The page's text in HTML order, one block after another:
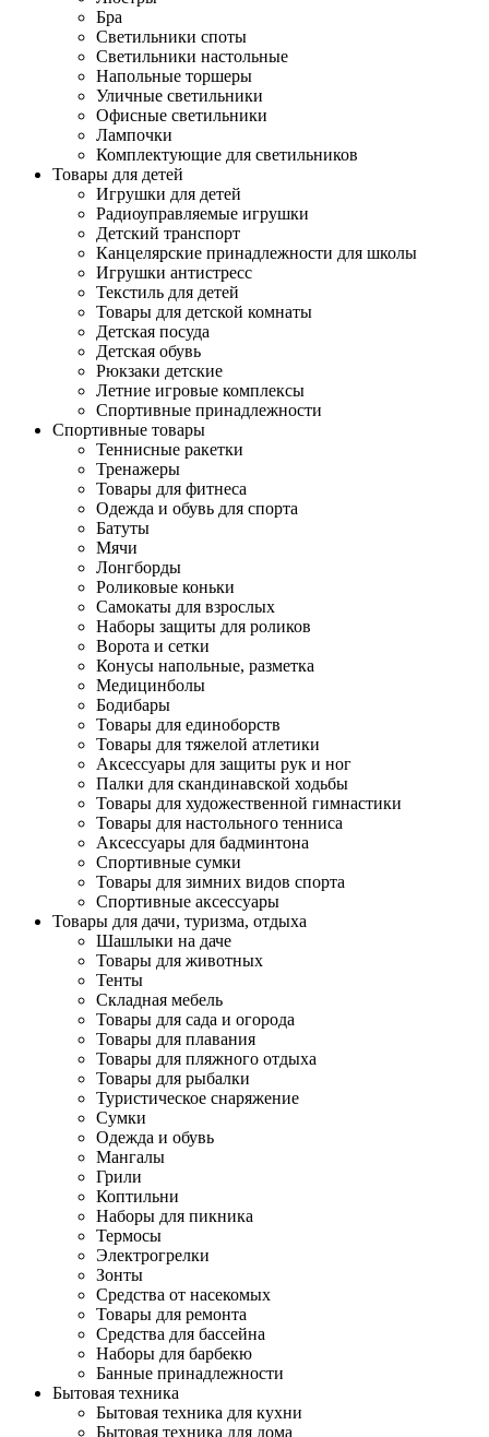
Бра
Светильники споты
Светильники настольные
Напольные торшеры
Уличные светильники
Офисные светильники
Лампочки
Комплектующие для светильников
Товары для детей
Игрушки для детей
Радиоуправляемые игрушки
Детский транспорт
Канцелярские принадлежности для школы
Игрушки антистресс
Текстиль для детей
Товары для детской комнаты
Детская посуда
Детская обувь
Рюкзаки детские
Летние игровые комплексы
Спортивные принадлежности
Спортивные товары
Теннисные ракетки
Тренажеры
Товары для фитнеса
Одежда и обувь для спорта
Батуты
Мячи
Лонгборды
Роликовые коньки
Самокаты для взрослых
Наборы защиты для роликов
Ворота и сетки
Конусы напольные, разметка
Медицинболы
Бодибары
Товары для единоборств
Товары для тяжелой атлетики
Аксессуары для защиты рук и ног
Палки для скандинавской ходьбы
Товары для художественной гимнастики
Товары для настольного тенниса
Аксессуары для бадминтона
Спортивные сумки
Товары для зимних видов спорта
Спортивные аксессуары
Товары для дачи, туризма, отдыха
Шашлыки на даче
Товары для животных
Тенты
Складная мебель
Товары для сада и огорода
Товары для плавания
Товары для пляжного отдыха
Товары для рыбалки
Туристическое снаряжение
Сумки
Одежда и обувь
Мангалы
Грили
Коптильни
Наборы для пикника
Термосы
Электрогрелки
Зонты
Средства от насекомых
Товары для ремонта
Средства для бассейна
Наборы для барбекю
Банные принадлежности
Бытовая техника
Бытовая техника для кухни
Бытовая техника для дома